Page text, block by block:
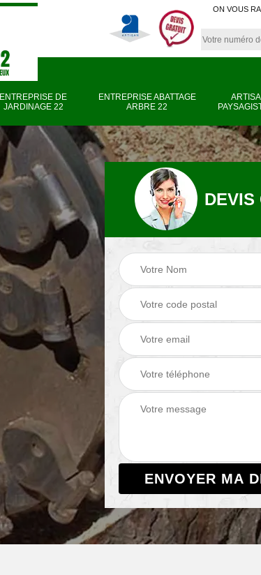
ON VOUS
ENTREPRISE DE
JARDINAGE 22
ENTREPRISE ABATTAGE
ARBRE 22
Entreprise de
jardinage 22
Entreprise
arbre 22
DEVIS